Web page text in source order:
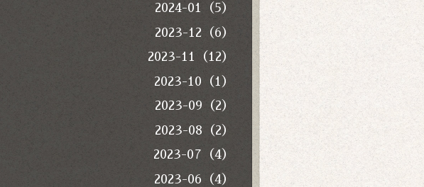
2024-01（5）
2023-12（6）
2023-11（12）
2023-10（1）
2023-09（2）
2023-08（2）
2023-07（4）
2023-06（4）